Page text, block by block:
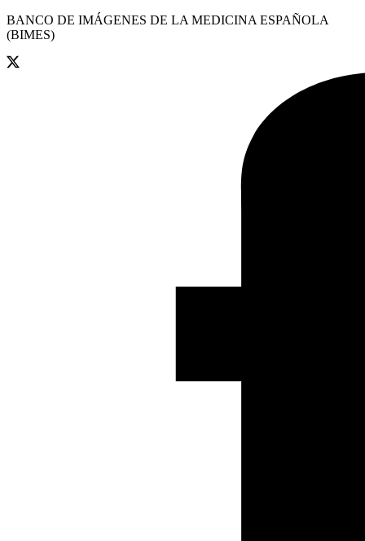
BANCO DE IMÁGENES DE LA MEDICINA ESPAÑOLA
(BIMES)